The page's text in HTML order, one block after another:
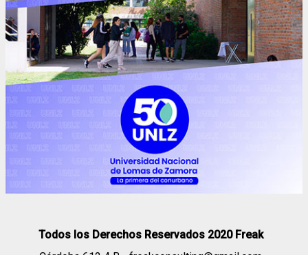
Todos los Derechos Reservados 2020 Freak